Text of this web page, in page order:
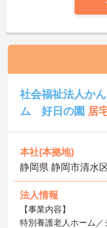
社会福祉法人か
ム 好日の園 居
本社(本拠地)
静岡県 静岡市清水
法人情報
【事業内容】
特別養護老人ホーム